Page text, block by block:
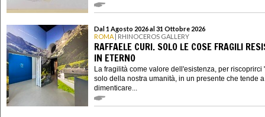
Dal 1 Agosto 2026 al 31 Ottobre 2026
ROMA | RHINOCEROS GALLERY
RAFFAELE CURI. SOLO LE COSE FRAGILI
IN ETERNO
La fragilità come valore dell'esistenza, per riscoprirci
solo della nostra umanità, in un presente che tende
dimenticare...